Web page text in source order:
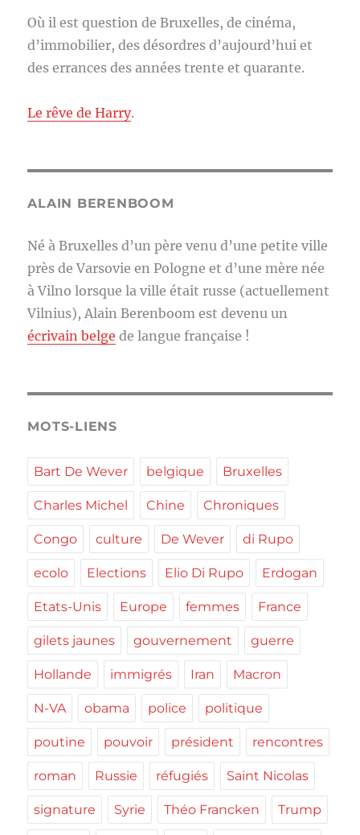
Où il est question de Bruxelles, de cinéma,
d’immobilier, des désordres d’aujourd’hui et
des errances des années trente et quarante.
Le rêve de Harry.
ALAIN BERENBOOM
Né à Bruxelles d’un père venu d’une petite ville
près de Varsovie en Pologne et d’une mère née
à Vilno lorsque la ville était russe (actuellement
Vilnius), Alain Berenboom est devenu un
écrivain belge de langue française !
MOTS-LIENS
Bart De Wever belgique Bruxelles
Charles Michel Chine Chroniques
Congo culture De Wever di Rupo
ecolo Elections Elio Di Rupo Erdogan
Etats-Unis Europe femmes France
gilets jaunes gouvernement guerre
Hollande immigrés Iran Macron
N-VA obama police politique
poutine pouvoir président rencontres
roman Russie réfugiés Saint Nicolas
signature Syrie Théo Francken Trump